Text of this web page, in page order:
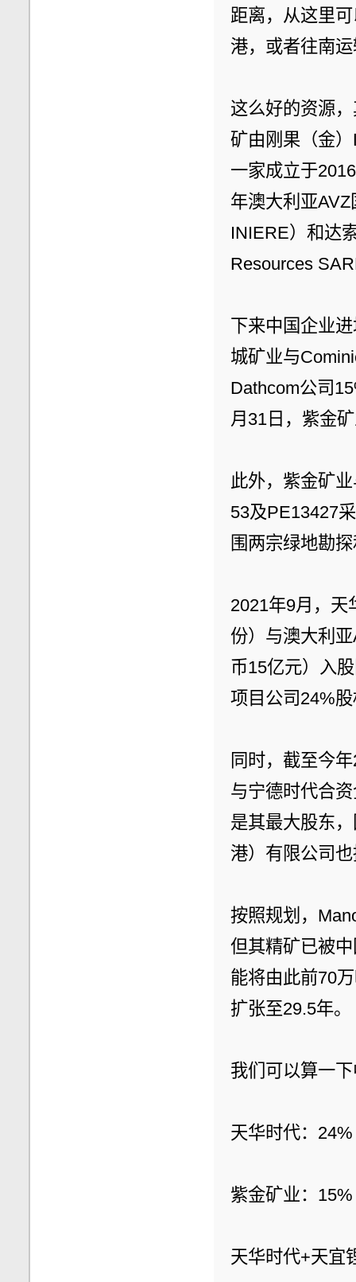
距离，从这里
港，或者往南
这么好的资源
矿由刚果（金
一家成立于
年澳大利亚
INIERE）和达
Resources
下来中国企业
城矿业与
Dathcom公司
月31日，紫金
此外，紫金矿
53及PE13427
围两宗绿地勘
2021年9月，天
份）与澳大利
币15亿元）入
项目公司24%
同时，截至今
与宁德时代合
是其最大股东
港）有限公司
按照规划，
但其精矿已被
能将由此前70
扩张至29.5年。
我们可以算一
天华时代：
紫金矿业：15%
天华时代+天宜